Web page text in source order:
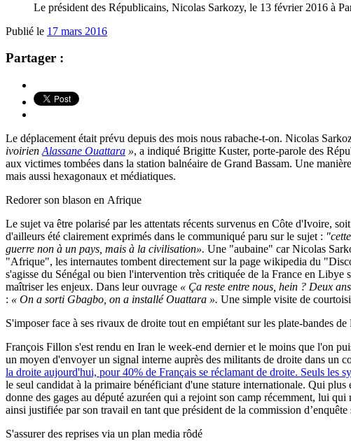
Le président des Républicains, Nicolas Sarkozy, le 13 février 2016
Publié le 17 mars 2016
Partager :
Le déplacement était prévu depuis des mois nous rabache-t-on. Nicolas
ivoirien Alassane Ouattara », a indiqué Brigitte Kuster, porte-parole des
aux victimes tombées dans la station balnéaire de Grand Bassam. Une
mais aussi hexagonaux et médiatiques.
Redorer son blason en Afrique
Le sujet va être polarisé par les attentats récents survenus en Côte d'Ivoire,
d'ailleurs été clairement exprimés dans le communiqué paru sur le sujet :
guerre non à un pays, mais à la civilisation». Une "aubaine" car Nicolas
"Afrique", les internautes tombent directement sur la page wikipedia du
s'agisse du Sénégal ou bien l'intervention très critiquée de la France en
maîtriser les enjeux. Dans leur ouvrage « Ça reste entre nous, hein ? Deux
: « On a sorti Gbagbo, on a installé Ouattara ». Une simple visite de
S'imposer face à ses rivaux de droite tout en empiétant sur les plate-bandes
François Fillon s'est rendu en Iran le week-end dernier et le moins que l'on
un moyen d'envoyer un signal interne auprès des militants de droite dans un
la droite aujourd'hui, pour 40% de Français se réclamant de droite. Seuls les
le seul candidat à la primaire bénéficiant d'une stature internationale. Qui
donne des gages au député azuréen qui a rejoint son camp récemment, lui
ainsi justifiée par son travail en tant que président de la commission
S'assurer des reprises via un plan media rôdé